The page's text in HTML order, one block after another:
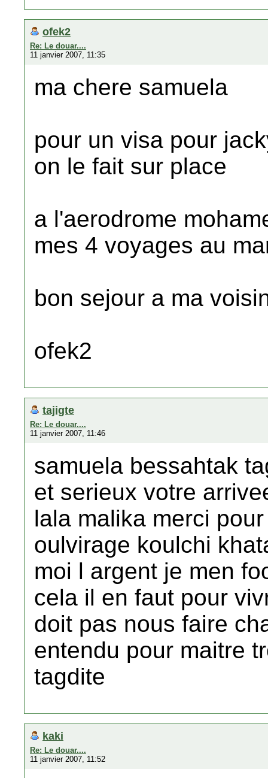
ofek2
Re: Le douar....
11 janvier 2007, 11:35
ma chere samuela
pour un visa pour
on le fait sur place
a l'aerodrome
mes 4 voyages au
bon sejour a ma
ofek2
tajigte
Re: Le douar....
11 janvier 2007, 11:46
samuela bessahtak
et serieux votre
lala malika merci
oulvirage koulchi
moi l argent je men
cela il en faut pour
doit pas nous faire
entendu pour maitre
tagdite
kaki
Re: Le douar....
11 janvier 2007, 11:52